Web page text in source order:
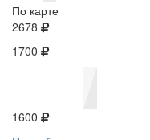
По карте
2678
1700
1600